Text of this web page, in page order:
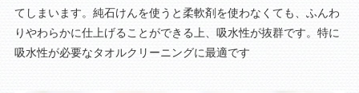
てしまいます。純石けんを使うと柔軟剤を使わなくても、ふんわ
りやわらかに仕上げることができる上、吸水性が抜群です。特に
吸水性が必要なタオルクリーニングに最適です